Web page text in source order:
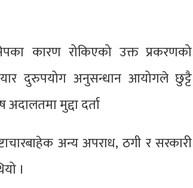
कारण रोकिएको उक्त प्रकरणको
दुरुपयोग अनुसन्धान आयोगले छुट्टै
मुद्दा दर्ता
अन्य अपराध, ठगी र सरकारी
।